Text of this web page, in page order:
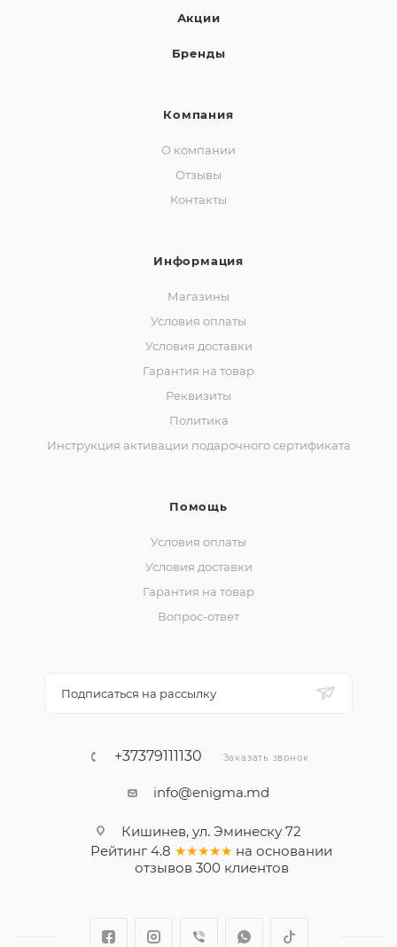
Акции
Бренды
Компания
О компании
Отзывы
Контакты
Информация
Магазины
Условия оплаты
Условия доставки
Гарантия на товар
Реквизиты
Политика
Инструкция активации подарочного сертификата
Помощь
Условия оплаты
Условия доставки
Гарантия на товар
Вопрос-ответ
Подписаться на рассылку
+37379111130 Заказать звонок
info@enigma.md
Кишинев, ул. Эминеску 72
Рейтинг 4.8 ★★★★★ на основании
отзывов 300клиентов